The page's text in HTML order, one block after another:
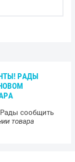
РАДЫ
сообщить
товара